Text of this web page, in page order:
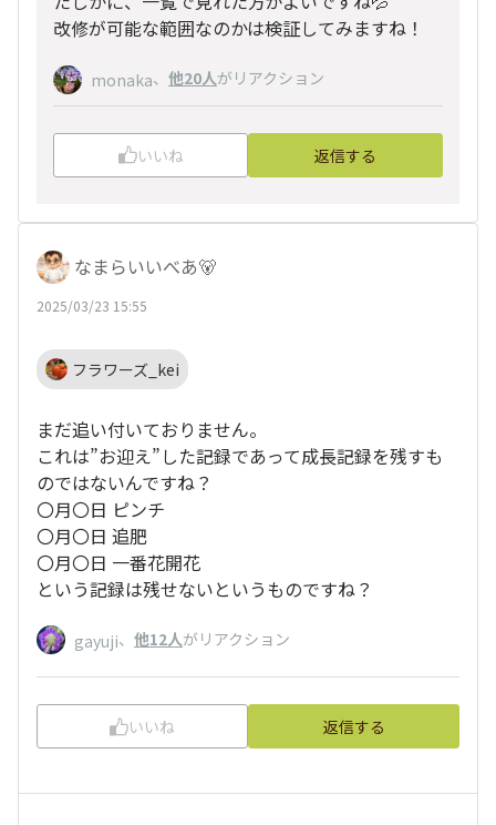
改修が可能な範囲なのかは検証してみますね！
monaka、 他20人がリアクション
いいね 返信する
なまらいいべあ🐻
2025/03/23 15:55
フラワーズ_kei
まだ追い付いておりません。
これは”お迎え”した記録であって成長記録を残すも
のではないんですね？
〇月〇日 ピンチ
〇月〇日 追肥
〇月〇日 一番花開花
という記録は残せないというものですね？
gayuji、 他12人がリアクション
いいね 返信する